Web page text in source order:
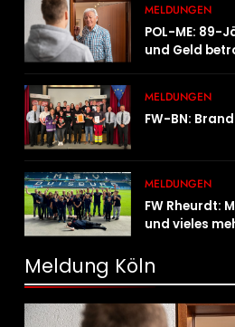
MELDUNGEN
POL-ME: 89-
und Geld
MELDUNGEN
FW-BN:
MELDUNGEN
FW Rheurdt:
und vieles
Meldung Köln